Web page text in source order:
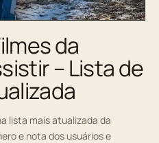
da
– Lista de
lista mais atualizada da
e nota dos usuários e